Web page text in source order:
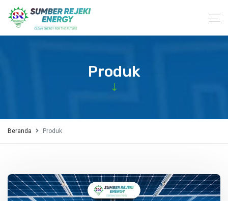
Produk
Beranda Produk